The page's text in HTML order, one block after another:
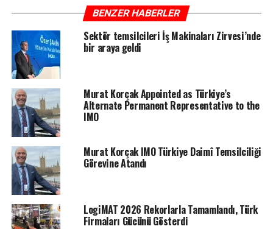
BENZER HABERLER
Sektör temsilcileri İş Makinaları Zirvesi’nde
bir araya geldi
Murat Korçak Appointed as Türkiye’s
Alternate Permanent Representative to the
IMO
Murat Korçak IMO Türkiye Daimî Temsilciliği
Görevine Atandı
LogiMAT 2026 Rekorlarla Tamamlandı, Türk
Firmaları Gücünü Gösterdi